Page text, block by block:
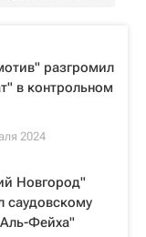
разгромил
в контрольном
2024
Новгород"
саудовскому
Фейха"